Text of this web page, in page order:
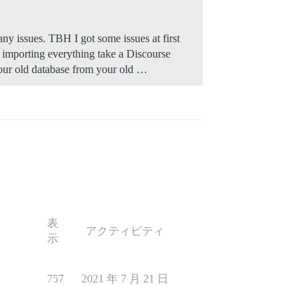
issues. TBH I got some issues at first
everything take a Discourse
old database from your old …
表
示
アクティビティ
757 2021 年 7 月 21 日